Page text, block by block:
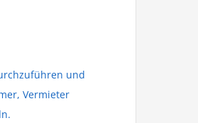
und
Vermieter